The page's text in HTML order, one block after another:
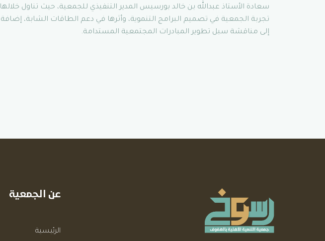
سعادة الأستاذ عبدالله بن خالد بورسيس المدير التنفيذي للجمعية، حيث تناول خلالها
تجربة الجمعية في تصميم البرامج التنموية، وأثرها في دعم الطاقات الشابة، إضافة
إلى مناقشة سبل تطوير المبادرات المجتمعية المستدامة.
عن الجمعية
الرئيسية